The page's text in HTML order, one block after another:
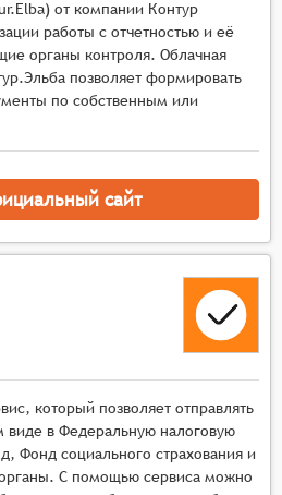
операций и облегчает
решений.
операций
Функция необходима
данных и гибкости в
операций, что
ручной ввод, импорт данных
или использование
хозяйственной
позволяет наглядно
анализа и
оперативной информации о
предприятии. Система
от компании Контур
работы с отчетностью и её
органы контроля. Облачная
позволяет формировать
по собственным или
сайт
который позволяет отправлять
виде в Федеральную налоговую
Фонд социального страхования и
С помощью сервиса можно